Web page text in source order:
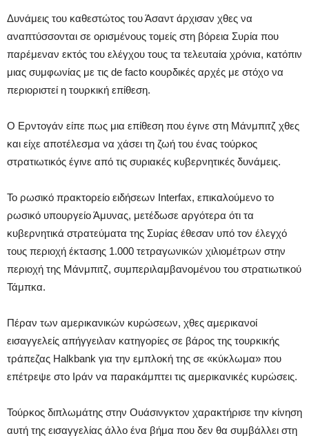
Δυνάμεις του καθεστώτος του Άσαντ άρχισαν χθες να
αναπτύσσονται σε ορισμένους τομείς στη βόρεια Συρία που
παρέμεναν εκτός του ελέγχου τους τα τελευταία χρόνια, κατόπιν
μιας συμφωνίας με τις de facto κουρδικές αρχές με στόχο να
περιοριστεί η τουρκική επίθεση.
Ο Ερντογάν είπε πως μια επίθεση που έγινε στη Μάνμπιτζ χθες
και είχε αποτέλεσμα να χάσει τη ζωή του ένας τούρκος
στρατιωτικός έγινε από τις συριακές κυβερνητικές δυνάμεις.
Το ρωσικό πρακτορείο ειδήσεων Interfax, επικαλούμενο το
ρωσικό υπουργείο Άμυνας, μετέδωσε αργότερα ότι τα
κυβερνητικά στρατεύματα της Συρίας έθεσαν υπό τον έλεγχό
τους περιοχή έκτασης 1.000 τετραγωνικών χιλιομέτρων στην
περιοχή της Μάνμπιτζ, συμπεριλαμβανομένου του στρατιωτικού
Τάμπκα.
Πέραν των αμερικανικών κυρώσεων, χθες αμερικανοί
εισαγγελείς απήγγειλαν κατηγορίες σε βάρος της τουρκικής
τράπεζας Halkbank για την εμπλοκή της σε «κύκλωμα» που
επέτρεψε στο Ιράν να παρακάμπτει τις αμερικανικές κυρώσεις.
Τούρκος διπλωμάτης στην Ουάσινγκτον χαρακτήρισε την κίνηση
αυτή της εισαγγελίας άλλο ένα βήμα που δεν θα συμβάλλει στη